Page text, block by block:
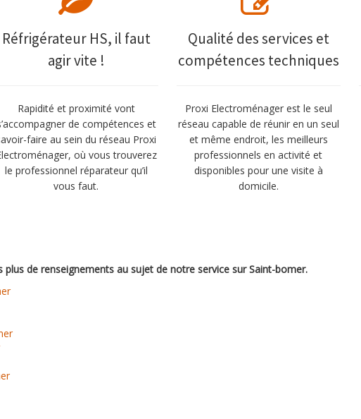
Réfrigérateur HS, il faut
agir vite !
Rapidité et proximité vont
de compétences et
faire au sein du réseau Proxi
où vous trouverez
le professionnel réparateur qu’il
vous faut.
Qualité des services et
compétences techniques
Proxi Electroménager est le seul
réseau capable de réunir en un seul
et même endroit, les meilleurs
professionnels en activité et
disponibles pour une visite à
domicile.
de renseignements au sujet de notre service sur Saint-bomer.